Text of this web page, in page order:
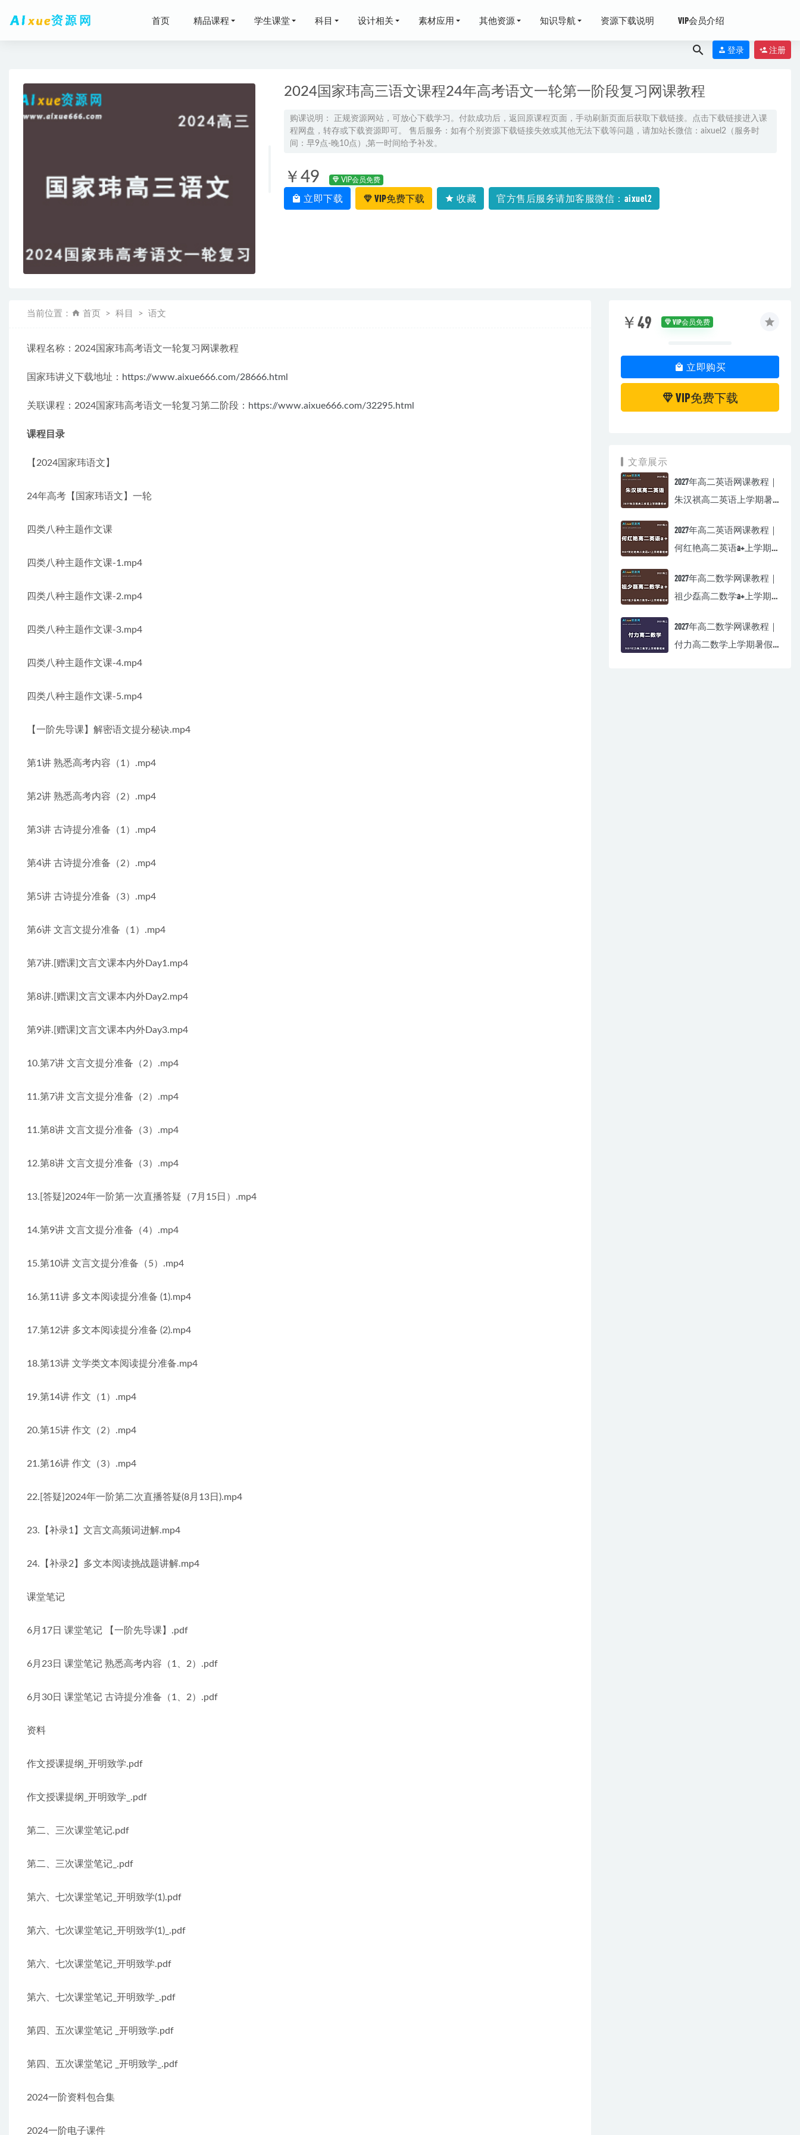
首页 精品课程 学生课堂 科目 设计相关 素材应用 其他资源 知识导航 资源下载说明 VIP会员介绍
登录 注册
2024国家玮高三语文课程24年高考语文一轮第一阶段复习网课教程
购课说明： 正规资源网站，可放心下载学习。付款成功后，返回原课程页面，手动刷新页面后获取下载链接。点击下载链接进入课
程网盘，转存或下载资源即可。 售后服务：如有个别资源下载链接失效或其他无法下载等问题，请加站长微信：aixuel2（服务时
间：早9点-晚10点）,第一时间给予补发。
￥49 VIP会员免费
立即下载 VIP免费下载 收藏 官方售后服务请加客服微信：aixuel2
当前位置： 首页 科目 语文
课程名称：2024国家玮高考语文一轮复习网课教程
国家玮讲义下载地址： https://www.aixue666.com/28666.html
关联课程：2024国家玮高考语文一轮复习第二阶段： https://www.aixue666.com/32295.html
课程目录
【2024国家玮语文】
24年高考【国家玮语文】一轮
四类八种主题作文课
四类八种主题作文课-1.mp4
四类八种主题作文课-2.mp4
四类八种主题作文课-3.mp4
四类八种主题作文课-4.mp4
四类八种主题作文课-5.mp4
【一阶先导课】解密语文提分秘诀.mp4
第1讲 熟悉高考内容（1）.mp4
第2讲 熟悉高考内容（2）.mp4
第3讲 古诗提分准备（1）.mp4
第4讲 古诗提分准备（2）.mp4
第5讲 古诗提分准备（3）.mp4
第6讲 文言文提分准备（1）.mp4
第7讲.[赠课]文言文课本内外Day1.mp4
第8讲.[赠课]文言文课本内外Day2.mp4
第9讲.[赠课]文言文课本内外Day3.mp4
10.第7讲 文言文提分准备（2）.mp4
11.第7讲 文言文提分准备（2）.mp4
11.第8讲 文言文提分准备（3）.mp4
12.第8讲 文言文提分准备（3）.mp4
13.[答疑]2024年一阶第一次直播答疑（7月15日）.mp4
14.第9讲 文言文提分准备（4）.mp4
15.第10讲 文言文提分准备（5）.mp4
16.第11讲 多文本阅读提分准备 (1).mp4
17.第12讲 多文本阅读提分准备 (2).mp4
18.第13讲 文学类文本阅读提分准备.mp4
19.第14讲 作文（1）.mp4
20.第15讲 作文（2）.mp4
21.第16讲 作文（3）.mp4
22.[答疑]2024年一阶第二次直播答疑(8月13日).mp4
23.【补录1】文言文高频词进解.mp4
24.【补录2】多文本阅读挑战题讲解.mp4
课堂笔记
6月17日 课堂笔记 【一阶先导课】.pdf
6月23日 课堂笔记 熟悉高考内容（1、2）.pdf
6月30日 课堂笔记 古诗提分准备（1、2）.pdf
资料
作文授课提纲_开明致学.pdf
作文授课提纲_开明致学_.pdf
第二、三次课堂笔记.pdf
第二、三次课堂笔记_.pdf
第六、七次课堂笔记_开明致学(1).pdf
第六、七次课堂笔记_开明致学(1)_.pdf
第六、七次课堂笔记_开明致学.pdf
第六、七次课堂笔记_开明致学_.pdf
第四、五次课堂笔记 _开明致学.pdf
第四、五次课堂笔记 _开明致学_.pdf
2024一阶资料包合集
2024一阶电子课件
￥49 VIP会员免费
立即购买
VIP免费下载
文章展示
2027年高二英语网课教程｜
朱汉祺高二英语上学期暑
2027年高二英语网课教程｜
何红艳高二英语a+上学期
2027年高二数学网课教程｜
祖少磊高二数学a+上学期
2027年高二数学网课教程｜
付力高二数学上学期暑假
2024刘杨初三数学密训班押题课 2024-05-26
蒙面魔术师系列视频教程粤语(10个视频)
浩敏老师唱歌教程，唱歌技巧和发声方法网课视频，2.69G学习资源百度网盘下载